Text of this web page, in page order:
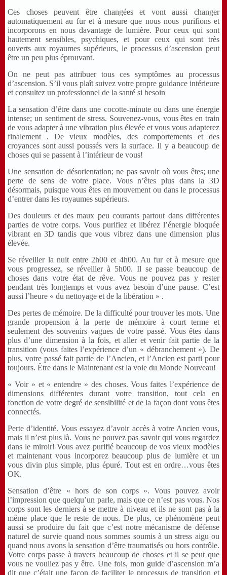
Ces choses peuvent être changées et vont aussi changer
automatiquement au fur et à mesure que nous nous purifions et
incorporons en nous davantage de lumière. Pour ceux qui sont
hautement sensibles, psychiques, et pour ceux qui sont très
ouverts aux royaumes supérieurs, le processus d’ascension peut
être un peu plus éprouvant.
On ne peut pas attribuer tous ces symptômes au processus
d’ascension. S’il vous plaît suivez votre propre guidance intérieure
et consultez un professionnel de la santé si besoin
La sensation d’être dans une cocotte-minute ou dans une énergie
intense; un sentiment de stress. Souvenez-vous, vous êtes en train
de vous adapter à une vibration plus élevée et vous vous adapterez
finalement . De vieux modèles, des comportements et des
croyances sont aussi poussés vers la surface. Il y a beaucoup de
choses qui se passent à l’intérieur de vous!
Une sensation de désorientation; ne pas savoir où vous êtes; une
perte de sens de votre place. Vous n’êtes plus dans la 3D
désormais, puisque vous êtes en mouvement ou dans le processus
d’entrer dans les royaumes supérieurs.
Des douleurs et des maux peu courants partout dans différentes
parties de votre corps. Vous purifiez et libérez l’énergie bloquée
vibrant en 3D tandis que vous vibrez dans une dimension plus
élevée.
Se réveiller la nuit entre 2h00 et 4h00. Au fur et à mesure que
vous progressez, se réveiller à 5h00. Il se passe beaucoup de
choses dans votre état de rêve. Vous ne pouvez pas y rester
pendant très longtemps et vous avez besoin d’une pause. C’est
aussi l’heure « du nettoyage et de la libération » .
Des pertes de mémoire. De la difficulté pour trouver les mots. Une
grande propension à la perte de mémoire à court terme et
seulement des souvenirs vagues de votre passé. Vous êtes dans
plus d’une dimension à la fois, et aller et venir fait partie de la
transition (vous faites l’expérience d’un « débranchement »). De
plus, votre passé fait partie de l’Ancien, et l’Ancien est parti pour
toujours. Être dans le Maintenant est la voie du Monde Nouveau!
« Voir » et « entendre » des choses. Vous faites l’expérience de
dimensions différentes durant votre transition, tout cela en
fonction de votre degré de sensibilité et de la façon dont vous êtes
connectés.
Perte d’identité. Vous essayez d’avoir accès à votre Ancien vous,
mais il n’est plus là. Vous ne pouvez pas savoir qui vous regardez
dans le miroir! Vous avez purifié beaucoup de vos vieux modèles
et maintenant vous incorporez beaucoup plus de lumière et un
vous divin plus simple, plus épuré. Tout est en ordre…vous êtes
OK.
Sensation d’être « hors de son corps ». Vous pouvez avoir
l’impression que quelqu’un parle, mais que ce n’est pas vous. Nos
corps sont les derniers à se mettre à niveau et ils ne sont pas à la
même place que le reste de nous. De plus, ce phénomène peut
aussi se produire du fait que c’est notre mécanisme de défense
naturel de survie quand nous sommes soumis à un stress aigu ou
quand nous avons la sensation d’être traumatisés ou hors contrôle.
Votre corps passe à travers beaucoup de choses et il se peut que
vous ne vouliez pas y être. Une fois, mon guide d’ascension m’a
dit que c’était une façon de faciliter le processus de transition et